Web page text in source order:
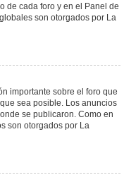
de cada foro y en el Panel de
son otorgados por La
importante sobre el foro que
sea posible. Los anuncios
se publicaron. Como en
son otorgados por La